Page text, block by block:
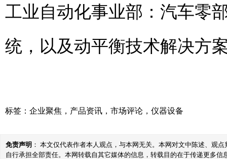
工业自动化事业部：汽车零
统，以及动平衡技术解决方
标签： 企业聚焦 ， 产品资讯 ， 市场评论 ， 仪器设备
免责声明 ： 本文仅代表作者本人观点，与本网无关。本网对文中陈述、观
自行承担全部责任。本网转载自其它媒体的信息，转载目的在于传递更多